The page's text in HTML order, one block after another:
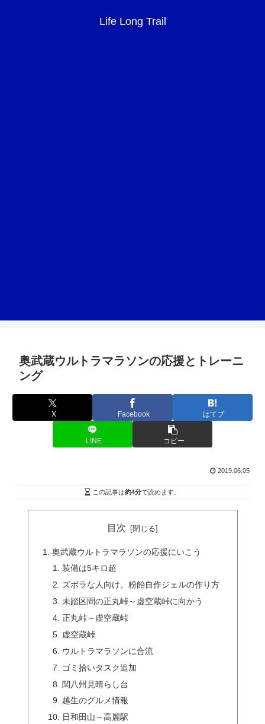
Life Long Trail
奥武蔵ウルトラマラソンの応援とトレーニ
ング
X Facebook はてブ
LINE コピー
2019.06.05
この記事は約4分で読めます。
目次
奥武蔵ウルトラマラソンの応援にいこう
装備は5キロ超
ズボラな人向け。粉飴自作ジェルの作り方
未踏区間の正丸峠～虚空蔵峠に向かう
正丸峠～虚空蔵峠
虚空蔵峠
ウルトラマラソンに合流
ゴミ拾いタスク追加
関八州見晴らし台
越生のグルメ情報
日和田山～高麗駅